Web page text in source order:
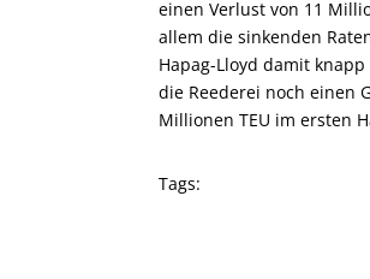
einen Verlust von 11
allem die sinkenden
Hapag-Lloyd damit
die Reederei noch einen
Millionen TEU im ersten
Tags: